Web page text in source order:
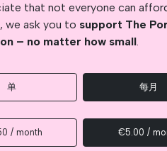
that not everyone can
we ask you to support The
– no matter how small.
单 每月
/ month €5.00 /